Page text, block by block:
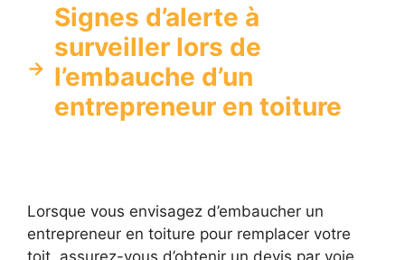
Signes d’alerte à
surveiller lors de
l’embauche d’un
entrepreneur en toiture
Lorsque vous envisagez d’embaucher un
entrepreneur en toiture pour remplacer votre